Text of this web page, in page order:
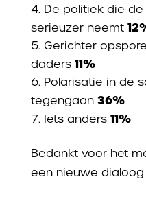
De politiek die
serieuzer neemt
Gerichter
daders 11%
Polarisatie in de
tegengaan 36%
Iets anders 11%
Bedankt voor het
een nieuwe